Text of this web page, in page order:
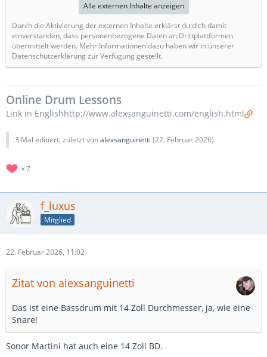
Alle externen Inhalte anzeigen
Durch die Aktivierung der externen Inhalte erklärst du dich damit
einverstanden, dass personenbezogene Daten an Drittplattformen
übermittelt werden. Mehr Informationen dazu haben wir in unserer
Datenschutzerklärung zur Verfügung gestellt.
Online Drum Lessons
Link in Englishhttp://www.alexsanguinetti.com/english.html
3 Mal editiert, zuletzt vonalexsanguinetti (22. Februar 2026)
7
f_luxus
Mitglied
22. Februar 2026, 11:02
Zitat von alexsanguinetti
Das ist eine Bassdrum mit 14 Zoll Durchmesser, ja, wie eine
Snare!
Sonor Martini hat auch eine 14 Zoll BD.